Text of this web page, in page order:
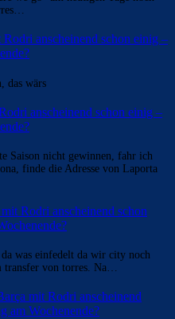
Rodri anscheinend schon einig –
das wärs
anscheinend schon einig –
Saison nicht gewinnen, fahr ich
finde die Adresse von Laporta
Rodri anscheinend schon
was einfedelt da wir city noch
transfer von torres. Na…
mit Rodri anscheinend
am Wochenende?